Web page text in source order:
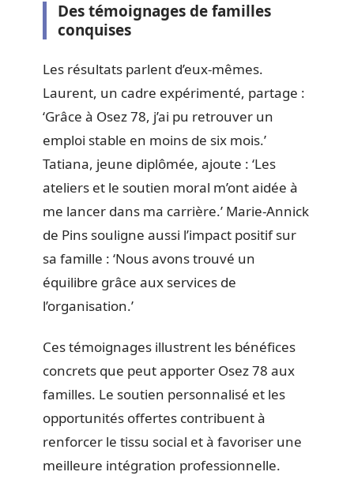
Des témoignages de familles
conquises
Les résultats parlent d’eux-mêmes.
Laurent, un cadre expérimenté, partage :
‘Grâce à Osez 78, j’ai pu retrouver un
emploi stable en moins de six mois.’
Tatiana, jeune diplômée, ajoute : ‘Les
ateliers et le soutien moral m’ont aidée à
me lancer dans ma carrière.’ Marie-Annick
de Pins souligne aussi l’impact positif sur
sa famille : ‘Nous avons trouvé un
équilibre grâce aux services de
l’organisation.’
Ces témoignages illustrent les bénéfices
concrets que peut apporter Osez 78 aux
familles. Le soutien personnalisé et les
opportunités offertes contribuent à
renforcer le tissu social et à favoriser une
meilleure intégration professionnelle.